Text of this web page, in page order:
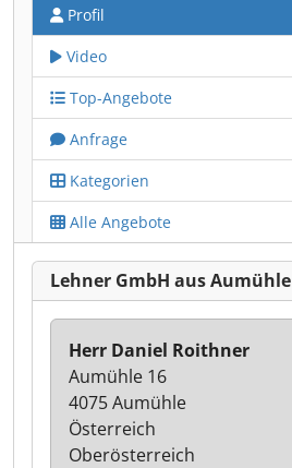
Profil
Video
Top-Angebote
Anfrage
Kategorien
Alle Angebote
Lehner GmbH aus Aumühle
Herr Daniel Roithner
Aumühle 16
4075 Aumühle
Österreich
Oberösterreich